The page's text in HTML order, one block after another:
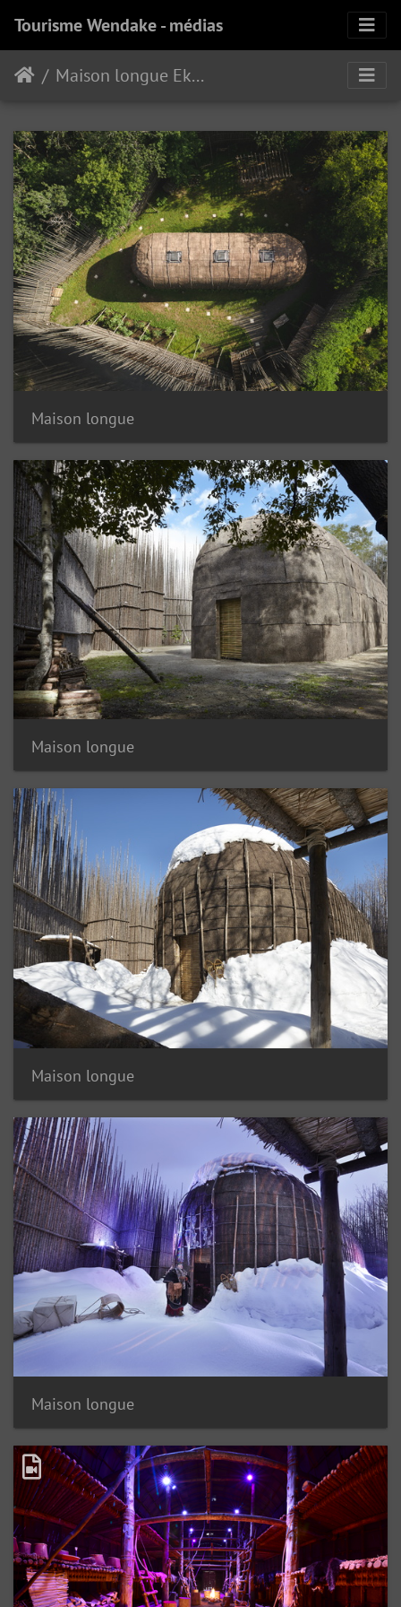
Tourisme Wendake - médias
Maison longue Ekionkiestha'Musée huron--wendat
Maison longue
Maison longue
Maison longue
Maison longue